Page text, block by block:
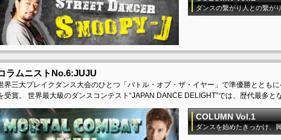
ダンスの繋がり人との繋が
ラムニストNo.6:JUJU
界三大ブレイクダンス大会のひとつ「バトル・オブ・ザ・イヤー」で準優勝ととも
受賞。 世界最大級のダンスコンテスト“JAPAN DANCE DELIGHT”では、歴代最多と
COLUMN Vol.1
ダンスを始めたきっかけ、